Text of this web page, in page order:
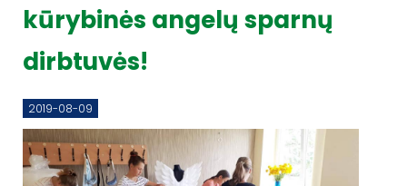
kūrybinės angelų sparnų
dirbtuvės!
2019-08-09